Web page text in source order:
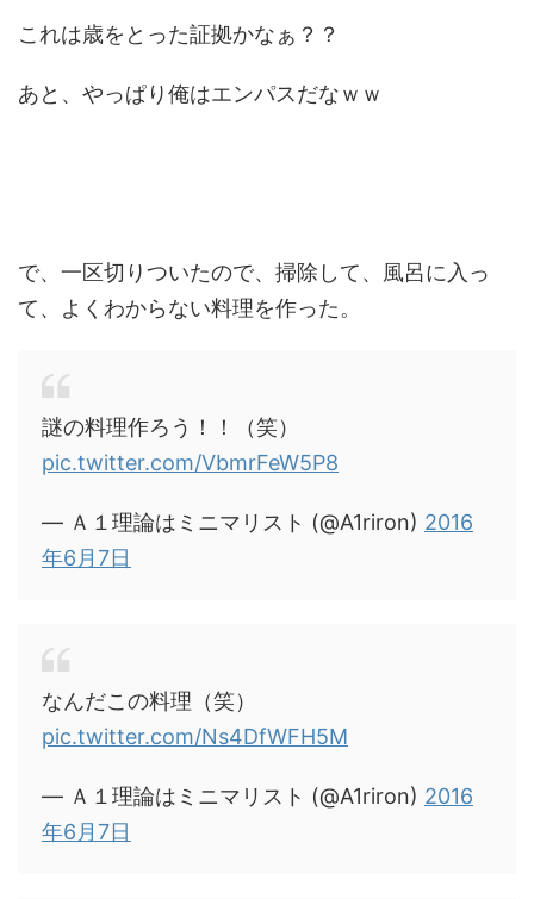
これは歳をとった証拠かなぁ？？
あと、やっぱり俺はエンパスだなｗｗ
で、一区切りついたので、掃除して、風呂に入っ
て、よくわからない料理を作った。
謎の料理作ろう！！（笑）
pic.twitter.com/VbmrFeW5P8
— Ａ１理論はミニマリスト (@A1riron) 2016
年6月7日
なんだこの料理（笑）
pic.twitter.com/Ns4DfWFH5M
— Ａ１理論はミニマリスト (@A1riron) 2016
年6月7日